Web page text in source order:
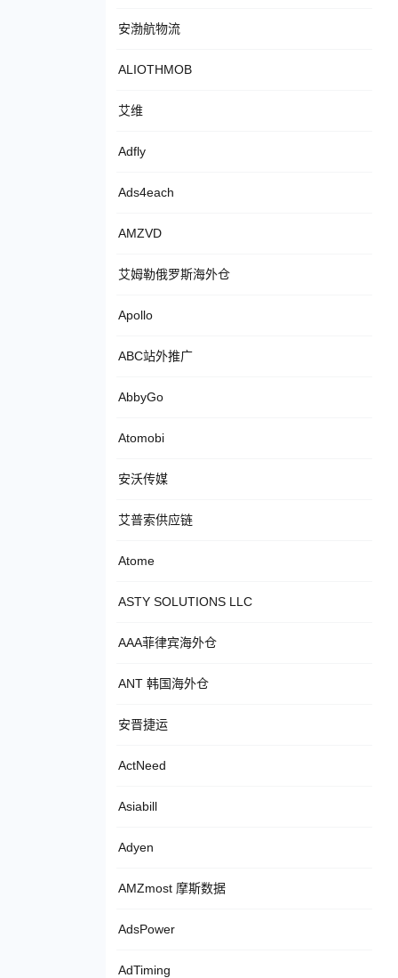
安渤航物流
ALIOTHMOB
艾维
Adfly
Ads4each
AMZVD
艾姆勒俄罗斯海外仓
Apollo
ABC站外推广
AbbyGo
Atomobi
安沃传媒
艾普索供应链
Atome
ASTY SOLUTIONS LLC
AAA菲律宾海外仓
ANT 韩国海外仓
安晋捷运
ActNeed
Asiabill
Adyen
AMZmost 摩斯数据
AdsPower
AdTiming